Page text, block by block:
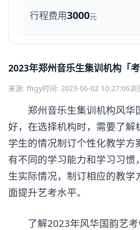
行程费用3000元
2023年郑州音乐生集训机构「
来源: fhgy时间: 2023-06-02 10:27:06浏
郑州音乐生集训机构风华
好，在选择机构时，需要了解
学生的情况制订个性化教学方
有不同的学习能力和学习习惯
生实际情况，制订相应的教学
面提升艺考水平。
了解2023年风华国韵艺考